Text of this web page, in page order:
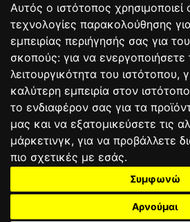
Αυτός ο ιστότοπος χρησιμοποιεί
τεχνολογίες παρακολούθησης
εμπειρίας περιήγησής σας για
σκοπούς: για να ενεργοποιήσετε
λειτουργικότητα του ιστότοπου,
καλύτερη εμπειρία στον ιστότοπο
το ενδιαφέρον σας για τα
μας και να εξατομικεύσετε τις
μάρκετινγκ, για να προβάλλετε
πιο σχετικές με εσάς.
Συμφωνώ
Αρνούμαι
Bαθμολογία
ΟΡΟΙ ΧΡΗΣΗΣ
ΑΓΩΝΕΣ